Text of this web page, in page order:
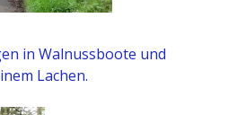
in Walnussboote und
Lachen.